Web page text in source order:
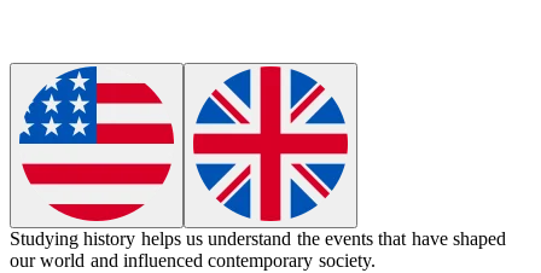
Studyinghistory helps us understand the events that have shaped
our world and influenced contemporary society.